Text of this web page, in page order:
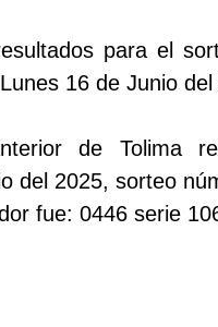
para el
16 de Junio del
de Tolima
del 2025, sorteo
fue: 0446 serie